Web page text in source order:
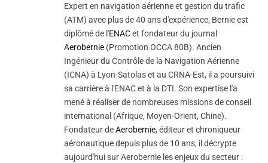
Expert en navigation aérienne et gestion du trafic
(ATM) avec plus de 40 ans d'expérience, Bernie est
diplômé de l'ENACet fondateur du journal
Aerobernie (Promotion OCCA 80B). Ancien
Ingénieur du Contrôle de la Navigation Aérienne
(ICNA) à Lyon-Satolas et au CRNA-Est, il a poursuivi
sa carrière à l'ENAC et à la DTI. Son expertise l'a
mené à réaliser de nombreuses missions de conseil
international (Afrique, Moyen-Orient, Chine).
Fondateur deAerobernie, éditeur et chroniqueur
aéronautique depuis plus de 10 ans, il décrypte
aujourd'hui sur Aerobernie les enjeux du secteur :